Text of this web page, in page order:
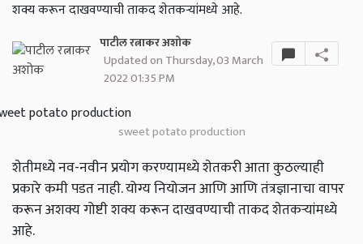
शक्य करून दाखवण्याची ताकद शेतकऱ्यांमध्ये आहे.
पाटील रत्नाकर अशोक
Updated on Thursday, 03 March
2022 01:35 PM
sweet potato production
शेतीमध्ये नव-नवीन प्रयोग करण्यामध्ये शेतकरी आता कुठल्याही
प्रकारे कमी पडत नाही. योग्य नियोजन आणि आणि तंत्रज्ञानाचा वापर
करून अशक्य गोष्टी शक्य करून दाखवण्याची ताकद शेतकऱ्यांमध्ये
आहे.